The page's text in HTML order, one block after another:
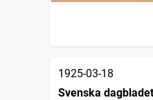
1925-03-18
Svenska dagbladet